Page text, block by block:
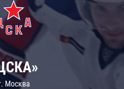
Москва